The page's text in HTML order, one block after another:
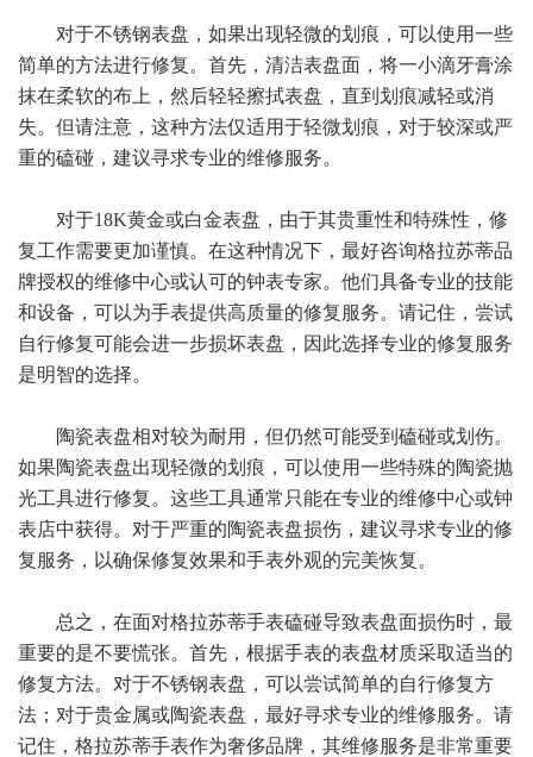
对于不锈钢表盘，如果出现轻微的划痕，可以使用一些
简单的方法进行修复。首先，清洁表盘面，将一小滴牙膏涂
抹在柔软的布上，然后轻轻擦拭表盘，直到划痕减轻或消
失。但请注意，这种方法仅适用于轻微划痕，对于较深或严
重的磕碰，建议寻求专业的维修服务。
对于18K黄金或白金表盘，由于其贵重性和特殊性，修
复工作需要更加谨慎。在这种情况下，最好咨询格拉苏蒂品
牌授权的维修中心或认可的钟表专家。他们具备专业的技能
和设备，可以为手表提供高质量的修复服务。请记住，尝试
自行修复可能会进一步损坏表盘，因此选择专业的修复服务
是明智的选择。
陶瓷表盘相对较为耐用，但仍然可能受到磕碰或划伤。
如果陶瓷表盘出现轻微的划痕，可以使用一些特殊的陶瓷抛
光工具进行修复。这些工具通常只能在专业的维修中心或钟
表店中获得。对于严重的陶瓷表盘损伤，建议寻求专业的修
复服务，以确保修复效果和手表外观的完美恢复。
总之，在面对格拉苏蒂手表磕碰导致表盘面损伤时，最
重要的是不要慌张。首先，根据手表的表盘材质采取适当的
修复方法。对于不锈钢表盘，可以尝试简单的自行修复方
法；对于贵金属或陶瓷表盘，最好寻求专业的维修服务。请
记住，格拉苏蒂手表作为奢侈品牌，其维修服务是非常重要